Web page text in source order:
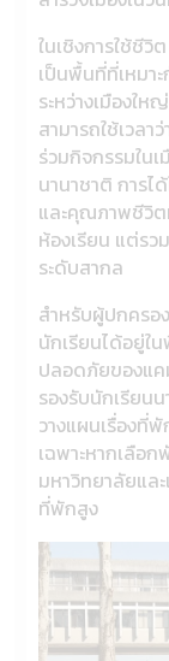
ในเชิงการใช้ชี
เป็นพื้นที่ที่เหมา
ระหว่างเมืองใ
สามารถใช้เวลา
ร่วมกิจกรรมใน
นานาชาติ การไ
และคุณภาพชีวิต
ห้องเรียน แต่รว
ระดับสากล
สำหรับผู้ปกครอง
นักเรียนได้อยู่ใ
ปลอดภัยของแค
รองรับนักเรียน
วางแผนเรื่องที่
เฉพาะหากเลือ
มหาวิทยาลัยแล
ที่พักสูง